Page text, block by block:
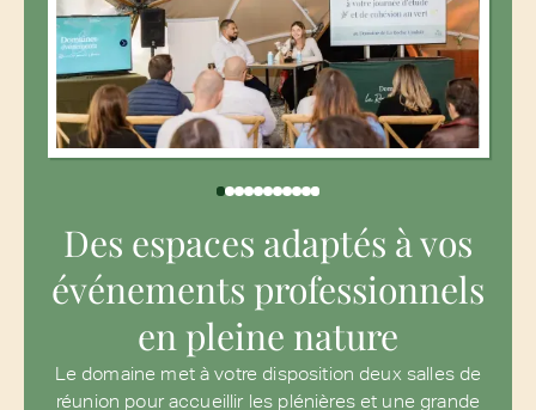
Des espaces adaptés à vos
événements professionnels
en pleine nature
Le domaine met à votre disposition deux salles de
réunion pour accueillir les plénières et une grande